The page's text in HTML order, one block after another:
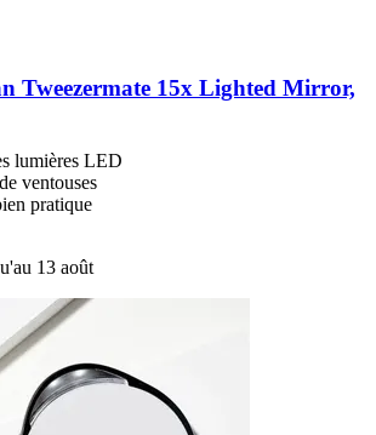
Tweezermate 15x Lighted Mirror,
lumières LED
ventouses
pratique
13 août